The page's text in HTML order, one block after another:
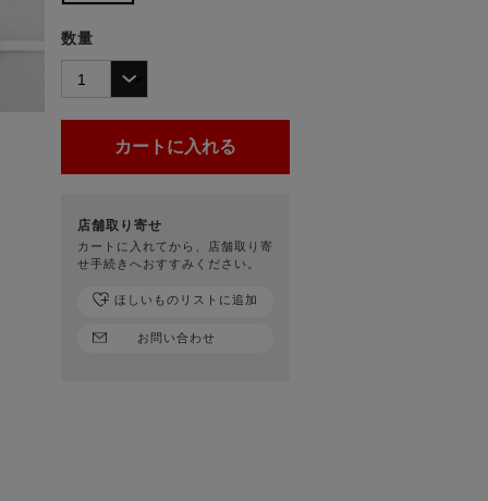
数量
店舗取り寄せ
カートに入れてから、店舗取り寄
せ手続きへおすすみください。
お問い合わせ
ほしいものリストに追加